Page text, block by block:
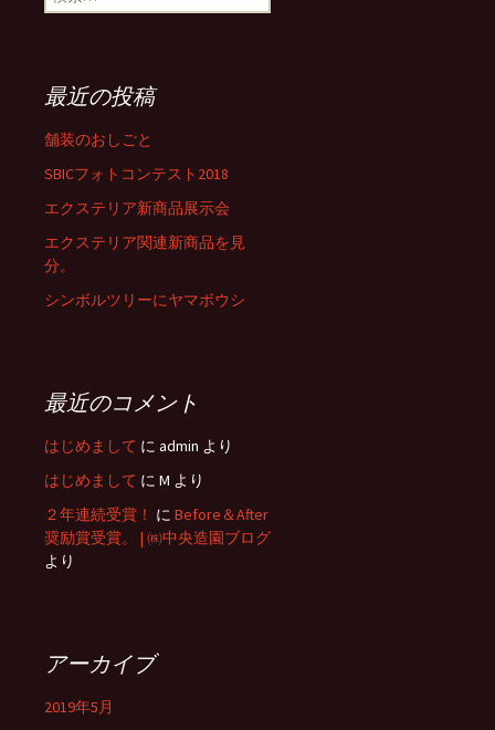
索
最近の投稿
舗装のおしごと
SBICフォトコンテスト2018
エクステリア新商品展示会
エクステリア関連新商品を見
分。
シンボルツリーにヤマボウシ
最近のコメント
はじめまして に admin より
はじめまして に M より
２年連続受賞！ に Before＆After
奨励賞受賞。 | ㈱中央造園ブログ
より
アーカイブ
2019年5月